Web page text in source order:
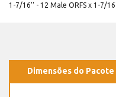
1-7/16'' - 12 Male ORFS x 1-7/
Dimensões do Pacote